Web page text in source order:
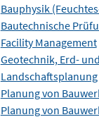
Bauphysik
Bautechnische
Facility Management
Geotechnik, Erd-
Landschaftsplanung
Planung von
Planung von